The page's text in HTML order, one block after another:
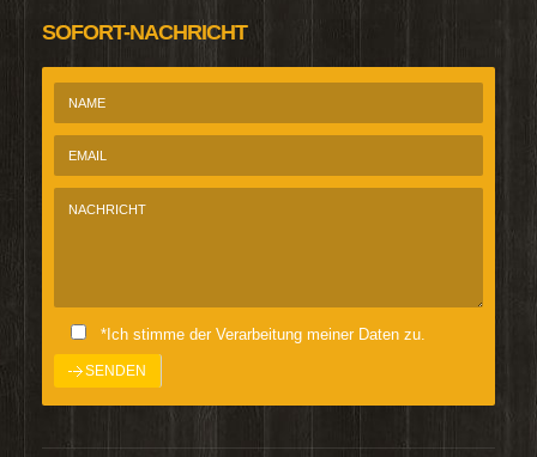
SOFORT-NACHRICHT
*Ich stimme der Verarbeitung meiner Daten zu.